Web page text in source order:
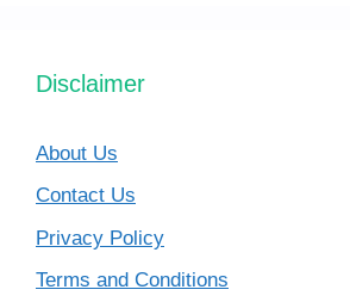
Disclaimer
About Us
Contact Us
Privacy Policy
Terms and Conditions